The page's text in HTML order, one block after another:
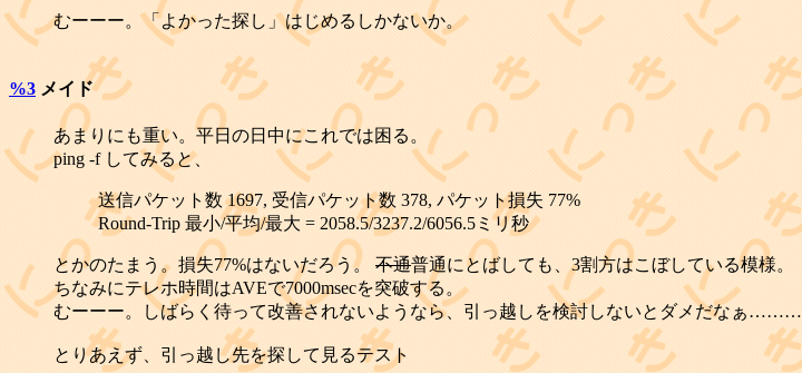
むーーー。「よかった探し」はじめるしかないか。
%3 メイド
あまりにも重い。平日の日中にこれでは困る。
ping -f してみると、
送信パケット数 1697, 受信パケット数 378, パケット損失 77%
Round-Trip 最小/平均/最大 = 2058.5/3237.2/6056.5ミリ秒
とかのたまう。損失77%はないだろう。 不通普通にとばしても、3割方はこぼしている模様。
ちなみにテレホ時間はAVEで7000msecを突破する。
むーーー。しばらく待って改善されないようなら、引っ越しを検討しないとダメだなぁ………
とりあえず、引っ越し先を探して見るテスト